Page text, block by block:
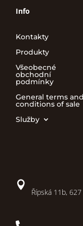
Info
Kontakty
Produkty
Všeobecné
obchodní
podmínky
General terms and
conditions of sale
Služby

Řípská 11b,